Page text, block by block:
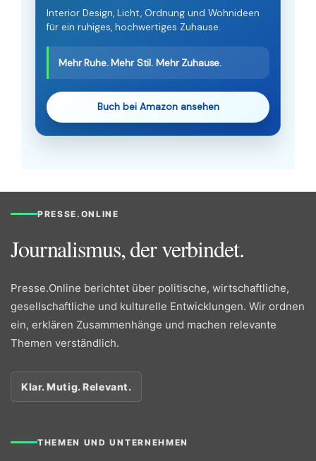
Interior Design, Licht, Ordnung und Wohnideen
für ein ruhiges, hochwertiges Zuhause.
Mehr Ruhe. Mehr Stil. Mehr Zuhause.
Buch bei Amazon ansehen
PRESSE.ONLINE
Journalismus, der verbindet.
Presse.Online berichtet über politische, wirtschaftliche,
gesellschaftliche und kulturelle Entwicklungen. Wir ordnen
ein, erklären Zusammenhänge und machen relevante
Themen verständlich.
Klar. Mutig. Relevant.
THEMEN UND UNTERNEHMEN